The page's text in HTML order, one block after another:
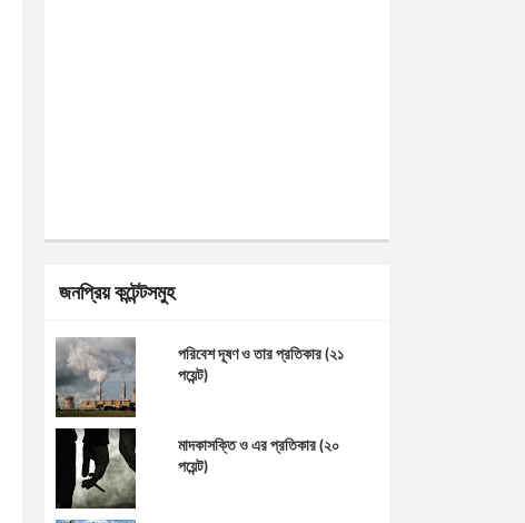
জনপ্রিয় কন্টেন্টসমুহ
পরিবেশ দূষণ ও তার প্রতিকার (২১
পয়েন্ট)
মাদকাসক্তি ও এর প্রতিকার (২০
পয়েন্ট)